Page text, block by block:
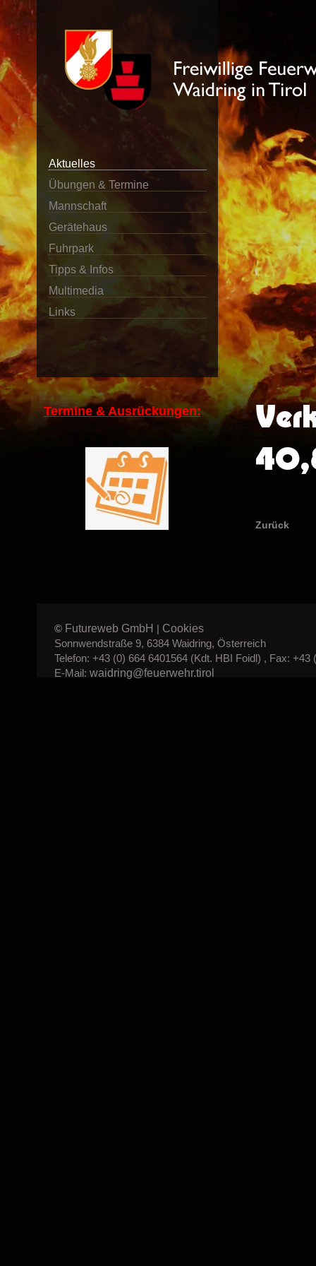
Aktuelles
Übungen & Termine
Mannschaft
Gerätehaus
Fuhrpark
Tipps & Infos
Multimedia
Links
Termine & Ausrückungen:
Zurück
© Futureweb GmbH | Cookies
Sonnwendstraße 9, 6384 Waidring, Österreich
Telefon: +43 (0) 664 6401564 (Kdt. HBI Foidl) , Fax: +43
E-Mail: waidring@feuerwehr.tirol